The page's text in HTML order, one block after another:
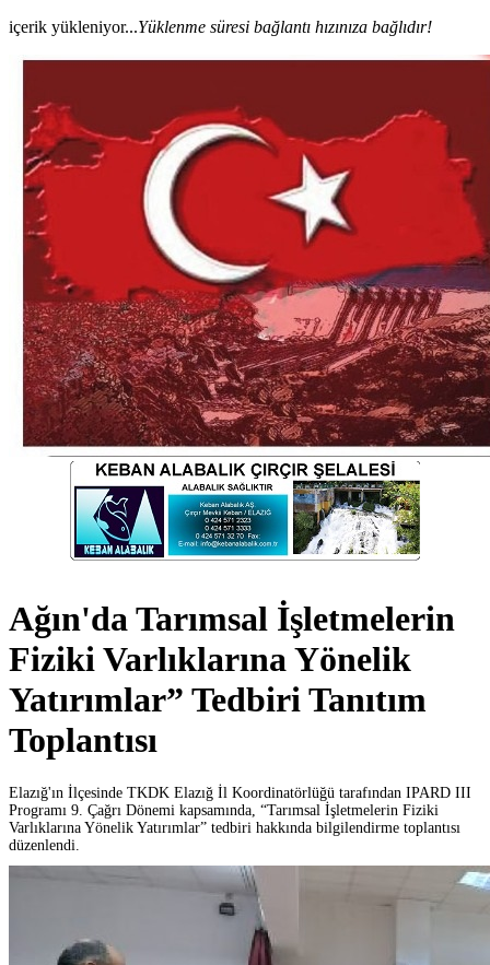
içerik yükleniyor...Yüklenme süresi bağlantı hızınıza bağlıdır!
Ağın'da Tarımsal İşletmelerin
Fiziki Varlıklarına Yönelik
Yatırımlar” Tedbiri Tanıtım
Toplantısı
Elazığ'ın İlçesinde TKDK Elazığ İl Koordinatörlüğü tarafından IPARD III
Programı 9. Çağrı Dönemi kapsamında, “Tarımsal İşletmelerin Fiziki
Varlıklarına Yönelik Yatırımlar” tedbiri hakkında bilgilendirme toplantısı
düzenlendi.